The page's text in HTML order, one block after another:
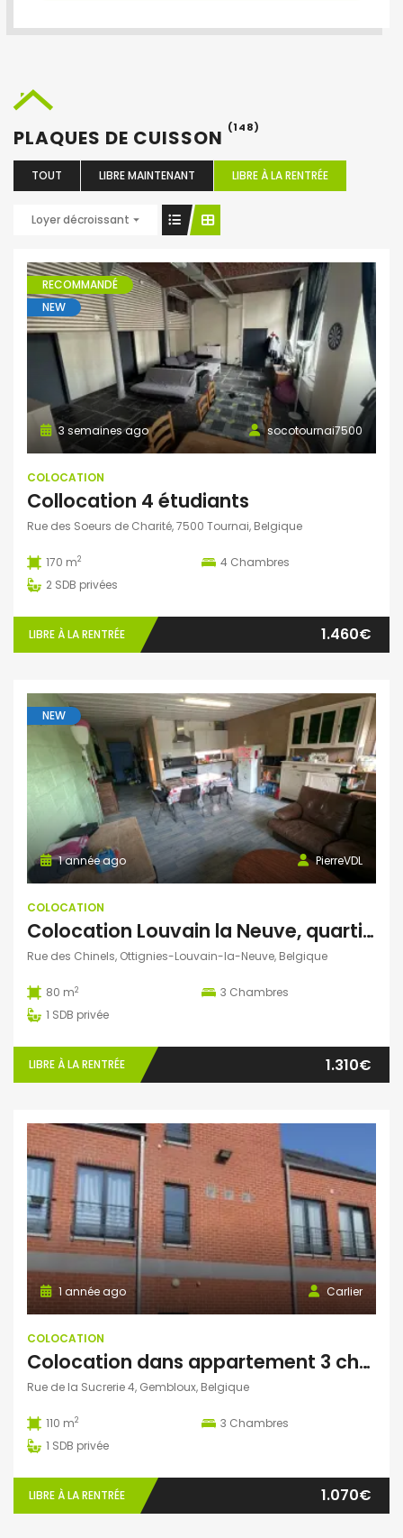
PLAQUES DE CUISSON (148)
TOUT LIBRE MAINTENANT LIBRE À LA RENTRÉE
Loyer décroissant
RECOMMANDÉ
NEW
socotournai7500
3 semaines ago
COLOCATION
Collocation 4 étudiants
Rue des Soeurs de Charité, 7500 Tournai, Belgique
170 m2 4 Chambres
2 SDB privées
LIBRE À LA RENTRÉE 1.460€
NEW
PierreVDL
1 année ago
COLOCATION
Colocation Louvain la Neuve, quartier Blocry, 3 étudiants calme et non fumeurs
Rue des Chinels, Ottignies-Louvain-la-Neuve, Belgique
80 m2 3 Chambres
1 SDB privée
LIBRE À LA RENTRÉE 1.310€
Carlier
1 année ago
COLOCATION
Colocation dans appartement 3 chambres Gembloux
Rue de la Sucrerie 4, Gembloux, Belgique
110 m2 3 Chambres
1 SDB privée
LIBRE À LA RENTRÉE 1.070€